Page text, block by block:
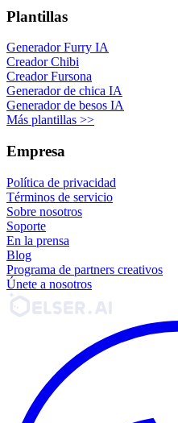
Plantillas
Generador Furry IA
Creador Chibi
Creador Fursona
Generador de chica IA
Generador de besos IA
Más plantillas >>
Empresa
Política de privacidad
Términos de servicio
Sobre nosotros
Soporte
En la prensa
Blog
Programa de partners creativos
Únete a nosotros